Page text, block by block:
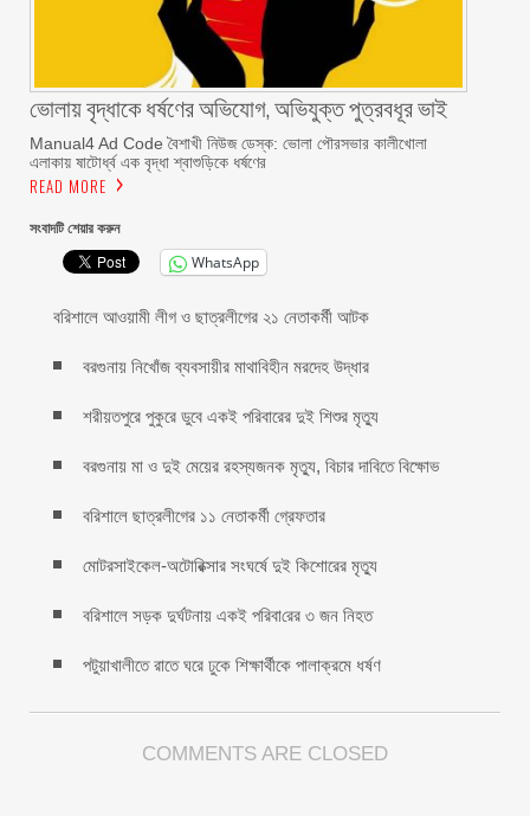
ভোলায় বৃদ্ধাকে ধর্ষণের অভিযোগ, অভিযুক্ত পুত্রবধূর ভাই
Manual4 Ad Code বৈশাখী নিউজ ডেস্ক: ভোলা পৌরসভার কালীখোলা
এলাকায় ষাটোর্ধ্ব এক বৃদ্ধা শ্বাশুড়িকে ধর্ষণের
READ MORE
সংবাদটি শেয়ার করুন
WhatsApp
বরিশালে আওয়ামী লীগ ও ছাত্রলীগের ২১ নেতাকর্মী আটক
বরগুনায় নিখোঁজ ব্যবসায়ীর মাথাবিহীন মরদেহ উদ্ধার
শরীয়তপুরে পুকুরে ডুবে একই পরিবারের দুই শিশুর মৃত্যু
বরগুনায় মা ও দুই মেয়ের রহস্যজনক মৃত্যু, বিচার দাবিতে বিক্ষোভ
বরিশালে ছাত্রলীগের ১১ নেতাকর্মী গ্রেফতার
মোটরসাইকেল-অটোরিক্সার সংঘর্ষে দুই কিশোরের মৃত্যু
বরিশালে সড়ক দুর্ঘটনায় একই প‌রিবা‌রের ৩ জন নিহত
পটুয়াখালীতে রাতে ঘরে ঢুকে শিক্ষার্থীকে পালাক্রমে ধর্ষণ
COMMENTS ARE CLOSED